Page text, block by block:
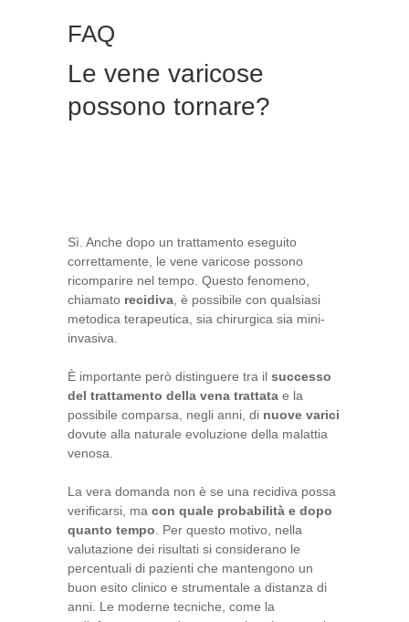
FAQ
Le vene varicose
possono tornare?
Sì. Anche dopo un trattamento eseguito
correttamente, le vene varicose possono
ricomparire nel tempo. Questo fenomeno,
chiamato recidiva, è possibile con qualsiasi
metodica terapeutica, sia chirurgica sia mini-
invasiva.
È importante però distinguere tra il successo
del trattamento della vena trattata e la
possibile comparsa, negli anni, di nuove varici
dovute alla naturale evoluzione della malattia
venosa.
La vera domanda non è se una recidiva possa
verificarsi, ma con quale probabilità e dopo
quanto tempo. Per questo motivo, nella
valutazione dei risultati si considerano le
percentuali di pazienti che mantengono un
buon esito clinico e strumentale a distanza di
anni. Le moderne tecniche, come la